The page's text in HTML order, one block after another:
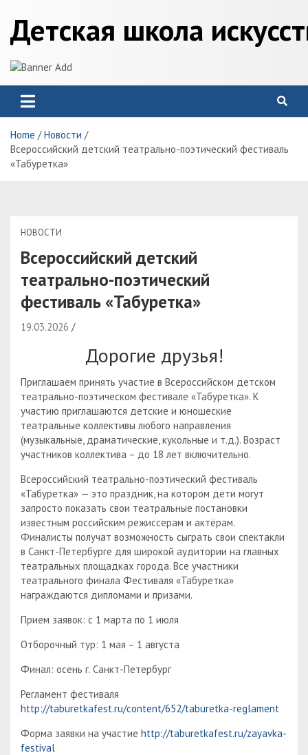
content
Детская школа
Home
Новости
Всероссийский детский театрально-поэтический фестиваль
«Табуретка»
НОВОСТИ
Всероссийский детский
театрально-поэтический
фестиваль «Табуретка»
19.03.2026
Дорогие друзья!
Приглашаем принять участие в Всероссийском детском
театрально-поэтическом фестивале «Табуретка». К
участию приглашаются детские и юношеские
театральные коллективы любого направления
(музыкальные, драматические, кукольные и т.д.). Возраст
участников коллектива – до 18 лет включительно.
Всероссийский театрально-поэтический фестиваль
«Табуретка» — это праздник, на котором дети могут
запросто показать свои театральные постановки
известным российским режиссерам и актёрам.
Финалисты получат возможность сыграть свои спектакли
в Санкт-Петербурге для широкой аудитории на главных
театральных площадках города. Все участники
театрального финала Фестиваля «Табуретка»
награждаются дипломами и призами.
Прием заявок: с 1 марта по 1 июля
Отборочный тур: 1 мая – 1 августа
Финал: осень г. Санкт-Петербург
Регламент фестиваля
http://taburetkafest.ru/content/652/taburetka-reglament
Форма заявки на участие http://taburetkafest.ru/zayavka-
festival